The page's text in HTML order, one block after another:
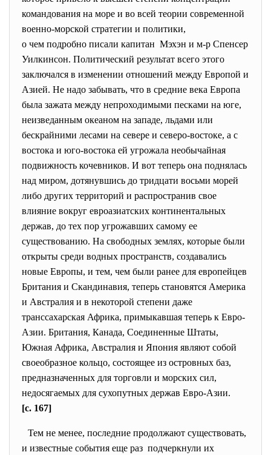
командования на море и во всей теории современной
военно-морской стратегии и политики,
о чем подробно писали капитан Мэхэн и м-р Спенсер
Уилкинсон. Политический результат всего этого
заключался в изменении отношений между Европой и
Азией. Не надо забывать, что в средние века Европа
была зажата между непроходимыми песками на юге,
неизведанным океаном на западе, льдами или
бескрайними лесами на севере и северо-востоке, а с
востока и юго-востока ей угрожала необычайная
подвижность кочевников. И вот теперь она поднялась
над миром, дотянувшись до тридцати восьми морей
либо других территорий и распространив свое
влияние вокруг евроазиатских континентальных
держав, до тех пор угрожавших самому ее
существованию. На свободных землях, которые были
открыты среди водных пространств, создавались
новые Европы, и тем, чем были ранее для европейцев
Британия и Скандинавия, теперь становятся Америка
и Австралия и в некоторой степени даже
транссахарская Африка, примыкавшая теперь к Евро-
Азии. Британия, Канада, Соединенные Штаты,
Южная Африка, Австралия и Япония являют собой
своеобразное кольцо, состоящее из островных баз,
предназначенных для торговли и морских сил,
недосягаемых для сухопутных держав Евро-Азии.
[c. 167]
Тем не менее, последние продолжают существовать,
и известные события еще раз подчеркнули их